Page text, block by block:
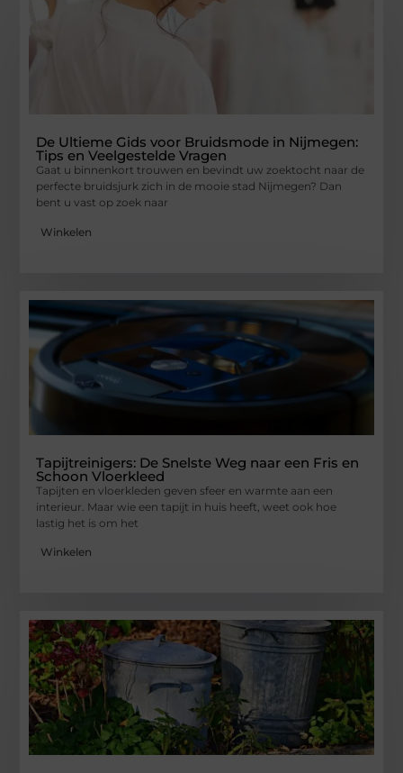
De Ultieme Gids voor Bruidsmode in Nijmegen:
Tips en Veelgestelde Vragen
Gaat u binnenkort trouwen en bevindt uw zoektocht naar de
perfecte bruidsjurk zich in de mooie stad Nijmegen? Dan
bent u vast op zoek naar
Winkelen
Tapijtreinigers: De Snelste Weg naar een Fris en
Schoon Vloerkleed
Tapijten en vloerkleden geven sfeer en warmte aan een
interieur. Maar wie een tapijt in huis heeft, weet ook hoe
lastig het is om het
Winkelen